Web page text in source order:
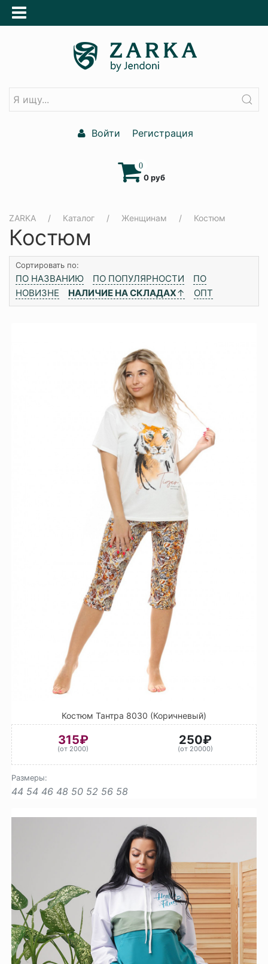
Войти Регистрация
0
0 руб
ZARKA Каталог Женщинам Костюм
Костюм
Сортировать по:
ПО НАЗВАНИЮ ПО ПОПУЛЯРНОСТИ
ПО
НОВИЗНЕ
НАЛИЧИЕ НА СКЛАДАХ↑ ОПТ
Костюм Тантра 8030 (Коричневый)
315₽
(от 2000)
250₽
(от 20000)
Размеры:
44 54 46 48 50 52 56 58